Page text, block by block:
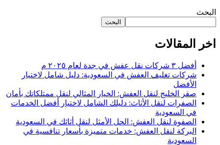
البحث
البحث
اخر المقالات
أفضل ٣ شركات نقل عفش في جدة لعام ٢٠٢٥ م
شركات تغليف العفش في السعودية: دليل شامل لاختيار
الأفضل
صقر الخليج لنقل العفش: الخيار المثالي لنقل ممتلكاتك بأمان
الصفرات لنقل الأثاث: دليلك الشامل لاختيار أفضل الخدمات
في السعودية
الصفوة لنقل العفش: الحل الأمثل لنقل أثاثك في السعودية
البركة لنقل العفش: خدمات متميزة بأسعار تنافسية في
السعودية